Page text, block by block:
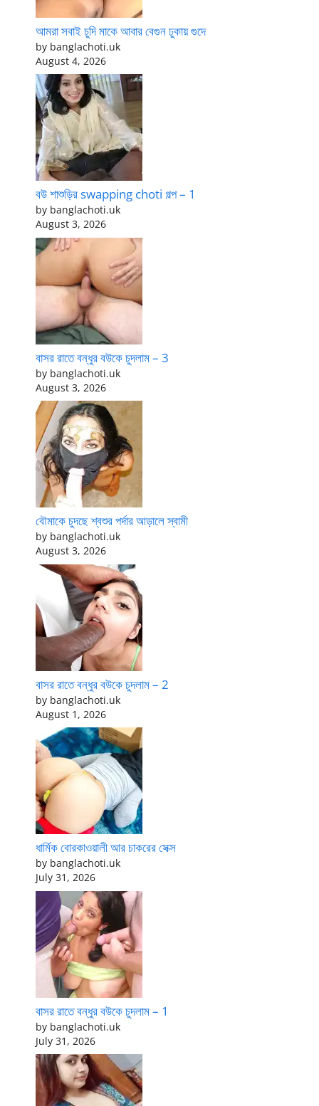
আমরা সবাই চুদি মাকে আবার বেগুন ঢুকায় গুদে
by banglachoti.uk
August 4, 2026
বউ শাশুড়ির swapping choti গল্প – 1
by banglachoti.uk
August 3, 2026
বাসর রাতে বন্ধুর বউকে চুদলাম – 3
by banglachoti.uk
August 3, 2026
বৌমাকে চুদছে শ্বশুর পর্দার আড়ালে স্বামী
by banglachoti.uk
August 3, 2026
বাসর রাতে বন্ধুর বউকে চুদলাম – 2
by banglachoti.uk
August 1, 2026
ধার্মিক বোরকাওয়ালী আর চাকরের সেক্স
by banglachoti.uk
July 31, 2026
বাসর রাতে বন্ধুর বউকে চুদলাম – 1
by banglachoti.uk
July 31, 2026